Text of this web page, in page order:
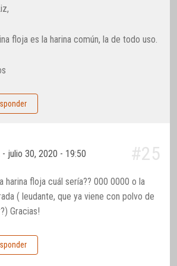
floja es la harina común, la de todo uso.
- julio 30, 2020 - 19:50 #25
harina floja cuál sería?? 000 0000 o la
( leudante, que ya viene con polvo de
Gracias!